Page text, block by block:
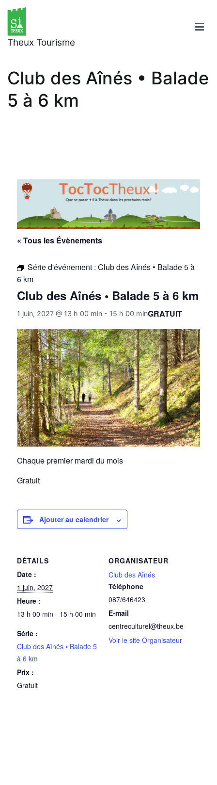
contenu
Theux Tourisme
Club des Aînés • Balade
5 à 6 km
« Tous les Évènements
Série d'événement : Club des Aînés • Balade 5 à
6 km
Club des Aînés • Balade 5 à 6 km
1 juin, 2027 @ 13 h 00 min - 15 h 00 minGRATUIT
Chaque premier mardi du mois
Gratuit
Ajouter au calendrier
DÉTAILS
Date :
1 juin, 2027
Heure :
13 h 00 min - 15 h 00 min
Série :
Club des Aînés • Balade 5
à 6 km
Prix :
Gratuit
ORGANISATEUR
Club des Aînés
Téléphone
087/646423
E-mail
centreculturel@theux.be
Voir le site Organisateur